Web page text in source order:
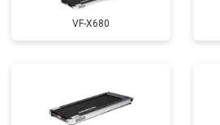
VF-X680